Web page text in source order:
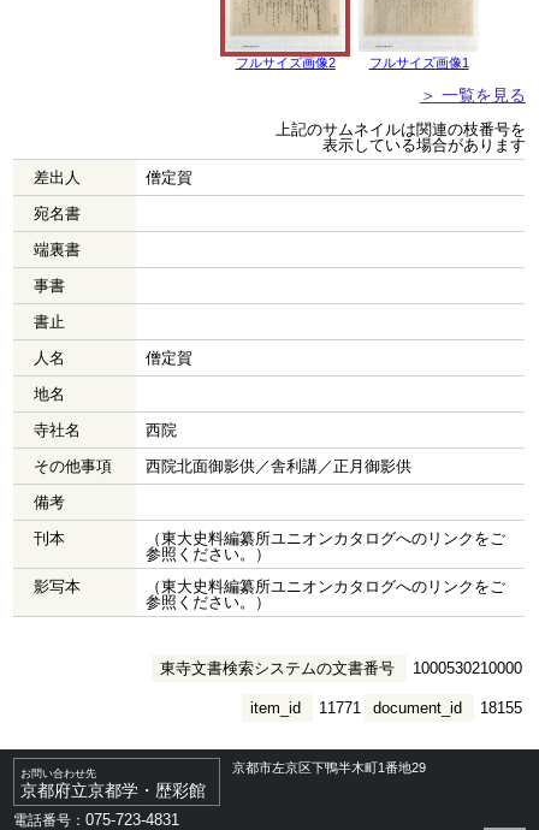
フルサイズ画像2 フルサイズ画像1
＞ 一覧を見る
上記のサムネイルは関連の枝番号を
表示している場合があります
差出人
僧定賀
宛名書
端裏書
事書
書止
人名
僧定賀
地名
寺社名
西院
その他事項
西院北面御影供／舎利講／正月御影供
備考
刊本
（東大史料編纂所ユニオンカタログへのリンクをご
参照ください。）
影写本
（東大史料編纂所ユニオンカタログへのリンクをご
参照ください。）
東寺文書検索システムの文書番号 1000530210000
document_id 18155
item_id 11771
お問い合わせ先
京都府立京都学・歴彩館
京都市左京区下鴨半木町1番地29
電話番号：075-723-4831